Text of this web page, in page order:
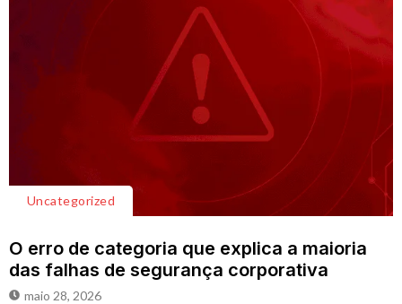
Uncategorized
O erro de categoria que explica a maioria
das falhas de segurança corporativa
maio 28, 2026